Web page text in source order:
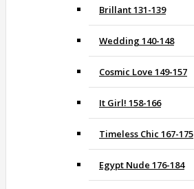
Brillant 131-139
Wedding 140-148
Cosmic Love 149-157
It Girl! 158-166
Timeless Chic 167-175
Egypt Nude 176-184